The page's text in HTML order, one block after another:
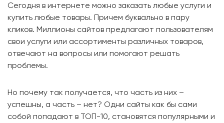
Сегодня в интернете можно заказать любые услуги и
купить любые товары. Причем буквально в пару
кликов. Миллионы сайтов предлагают пользователям
свои услуги или ассортименты различных товаров,
отвечают на вопросы или помогают решать
проблемы.
Но почему так получается, что часть из них –
успешны, а часть – нет? Одни сайты как бы сами
собой попадают в ТОП-10, становятся популярными и